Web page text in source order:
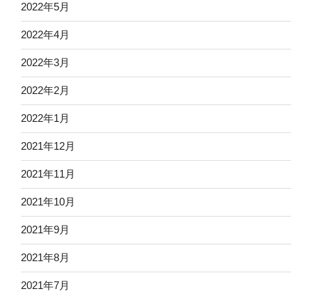
2022年5月
2022年4月
2022年3月
2022年2月
2022年1月
2021年12月
2021年11月
2021年10月
2021年9月
2021年8月
2021年7月